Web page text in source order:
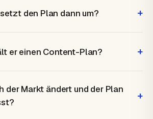
den Plan dann um? +
er einen Content-Plan? +
der Markt ändert und der Plan
+